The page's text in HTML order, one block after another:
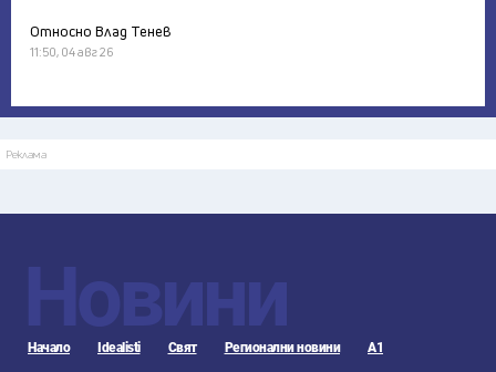
Относно Влад Тенев
11:50, 04 авг 26
Реклама
Новини
Начало Idealisti Свят Регионални новини А1